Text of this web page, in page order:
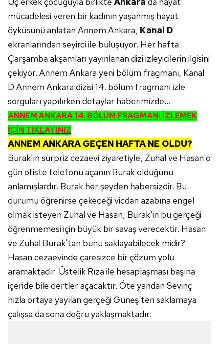
mücadelesi veren bir kadının yaşanmış hayat
öyküsünü anlatan Annem Ankara, Kanal D
ekranlarından seyirci ile buluşuyor. Her hafta
Çarşamba akşamları yayınlanan dizi izleyicilerin ilgisini
çekiyor. Annem Ankara yeni bölüm fragmanı, Kanal
D Annem Ankara dizisi 14. bölüm fragmanı izle
sorguları yapılırken detaylar haberimizde...
ANNEM ANKARA 14. BÖLÜM FRAGMANI İZLEMEK
İÇİN TIKLAYINIZ
ANNEM ANKARA GEÇEN HAFTA NE OLDU?
Burak'ın sürpriz cezaevi ziyaretiyle, Zuhal ve Hasan o
gün ofiste telefonu açanın Burak olduğunu
anlamışlardır. Burak her şeyden habersizdir. Bu
durumu öğrenirse çekeceği vicdan azabına engel
olmak isteyen Zuhal ve Hasan, Burak'ın bu gerçeği
öğrenmemesi için büyük bir savaş verecektir. Hasan
ve Zuhal Burak'tan bunu saklayabilecek midir?
Hasan cezaevinde çaresizce bir çözüm yolu
aramaktadır. Üstelik Rıza ile hesaplaşması başına
içeride bile dertler açacaktır. Öte yandan Sevinç
hızla ortaya yayılan gerçeği Güneş'ten saklamaya
çalışsa da sona doğru yaklaşmaktadır.